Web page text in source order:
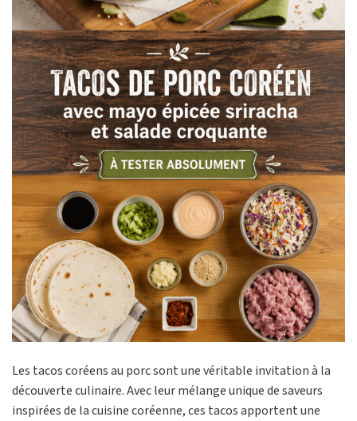
Les tacos coréens au porc sont une véritable invitation à la
découverte culinaire. Avec leur mélange unique de saveurs
inspirées de la cuisine coréenne, ces tacos apportent une